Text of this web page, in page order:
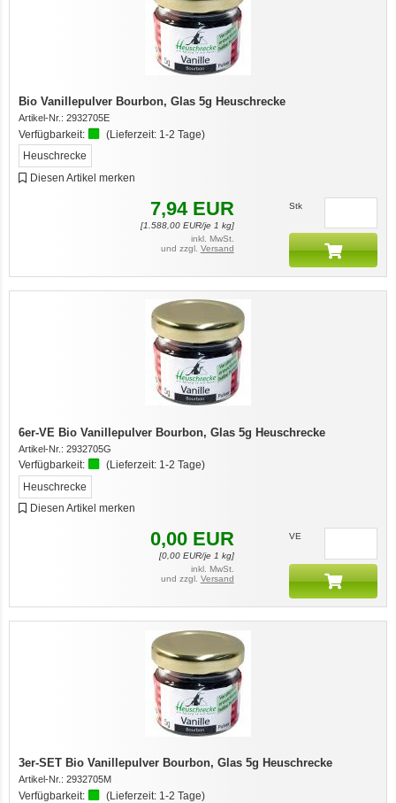
Bio Vanillepulver Bourbon, Glas 5g Heuschrecke
Artikel-Nr.: 2932705E
Verfügbarkeit: (Lieferzeit: 1-2 Tage)
Heuschrecke
Diesen Artikel merken
7,94 EUR
[1.588,00EUR/je 1 kg]
inkl. MwSt.
und zzgl. Versand
Stk
6er-VE Bio Vanillepulver Bourbon, Glas 5g Heuschrecke
Artikel-Nr.: 2932705G
Verfügbarkeit: (Lieferzeit: 1-2 Tage)
Heuschrecke
Diesen Artikel merken
0,00 EUR
[0,00EUR/je 1 kg]
inkl. MwSt.
und zzgl. Versand
VE
3er-SET Bio Vanillepulver Bourbon, Glas 5g Heuschrecke
Artikel-Nr.: 2932705M
Verfügbarkeit: (Lieferzeit: 1-2 Tage)